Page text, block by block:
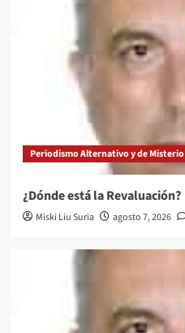
Periodismo Alternativo y de Misterio
¿Dónde está la Revaluación?
Miski Liu Suria agosto 7, 2026